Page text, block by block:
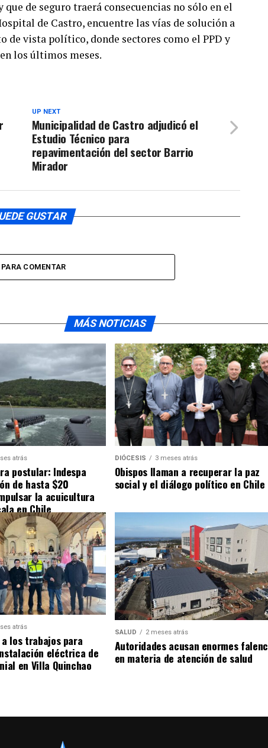
de seguro traerá consecuencias no sólo en el
de Castro, encuentre las vías de solución a
de vista político, donde sectores como el PPD y
los últimos meses.
UP NEXT
Municipalidad de Castro adjudicó el
Estudio Técnico para
repavimentación del sector Barrio
Mirador
GUSTAR
COMENTAR
MÁS NOTICIAS
atrás
postular: Indespa
de hasta $20
la acuicultura
en Chile
DIÓCESIS 3 meses atrás
Obispos llaman a recuperar la paz
social y el diálogo político en Chile
atrás
los trabajos para
eléctrica de
en Villa Quinchao
SALUD 2 meses atrás
Autoridades acusan enormes
en materia de atención de salud